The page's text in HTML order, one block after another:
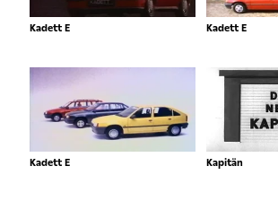
Kadett E Kadett E
Kadett E Kapitän